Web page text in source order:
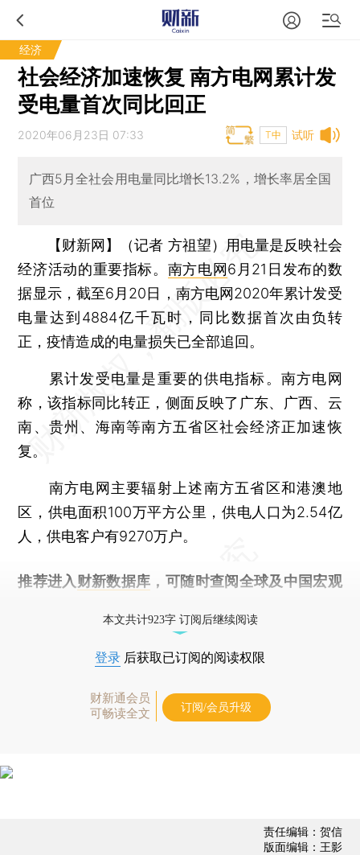
经济
社会经济加速恢复 南方电网累计发
受电量首次同比回正
试听
2020年06月23日 07:33 T中
广西5月全社会用电量同比增长13.2%，增长率居全国
首位
【财新网】（记者 方祖望） 用电量是反映社会
经济活动的重要指标。 南方电网6月21日发布的数
据显示，截至6月20日，南方电网2020年累计发受
电量达到4884亿千瓦时，同比数据首次由负转
正，疫情造成的电量损失已全部追回。
累计发受电量是重要的供电指标。南方电网
称，该指标同比转正，侧面反映了广东、广西、云
南、贵州、海南等南方五省区社会经济正加速恢
复。
南方电网主要辐射上述南方五省区和港澳地
区，供电面积100万平方公里，供电人口为2.54亿
人，供电客户有9270万户。
推荐进入 财新数据库 ，可随时查阅全球及中国宏观
本文共计923字 订阅后继续阅读
登录 后获取已订阅的阅读权限
财新通会员
可畅读全文
订阅/会员升级
责任编辑：贺信
版面编辑：王影